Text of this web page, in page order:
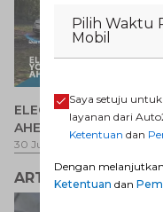
ELECTRIFY YOUR PATH
AHEAD
30 Jul 2026
ARTIKEL LAINNYA
Pilih Waktu
Mobil
Saya setuju
layanan dari
Ketentuan dan
Dengan
Ketentuan dan